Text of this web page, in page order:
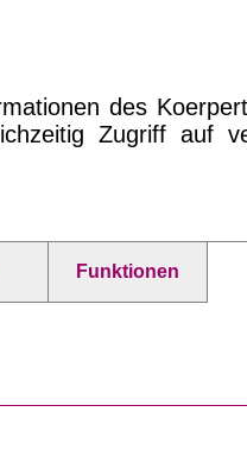
des
Zugriff auf
Funktionen